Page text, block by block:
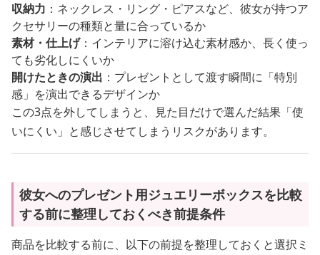
収納力 ：ネックレス・リング・ピアスなど、彼女が持つア
クセサリーの種類と量に合っているか
素材・仕上げ：インテリアに溶け込む素材感か、長く使っ
ても劣化しにくいか
開けたときの演出 ：プレゼントとして渡す瞬間に「特別
感」を演出できるデザインか
この3点を外してしまうと、見た目だけで選んだ結果「使
いにくい」と感じさせてしまうリスクがあります。
彼女へのプレゼント用ジュエリーボックスを比較
する前に整理しておくべき前提条件
商品を比較する前に、以下の前提を整理しておくと選択ミ